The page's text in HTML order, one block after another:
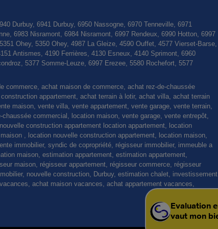
Durbuy, 6941 Durbuy, 6950 Nassogne, 6970 Tenneville, 6971
6983 Nisramont, 6984 Nisramont, 6997 Rendeux, 6990 Hotton, 6997
Ohey, 5350 Ohey, 4987 La Gleize, 4590 Ouffet, 4577 Vierset-Barse,
Antismes, 4190 Ferrières, 4130 Esneux, 4140 Sprimont, 6960
5377 Somme-Leuze, 6997 Erezee, 5580 Rochefort, 5577
achat maison de commerce, achat rez-de-chaussée
appartement, achat terrain à lotir, achat villa, achat terrain
maison, vente villa, vente appartement, vente garage, vente terrain,
commercial, location maison, vente garage, vente entrepôt,
construction appartement location appartement, location
, location nouvelle construction appartement, location maison,
immobilier, syndic de copropriété, régisseur immobilier, immeuble a
maison, estimation appartement, estimation appartement,
maison, régisseur appartement, régisseur commerce, régisseur
nouvelle construction, Durbuy, estimation chalet, investissement
achat maison vacances, achat appartement vacances,